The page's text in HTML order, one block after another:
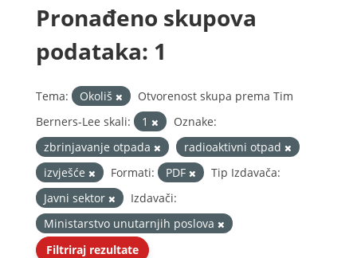
Pronađeno skupova
podataka: 1
Tema: Okoliš
Otvorenost skupa prema Tim
Berners-Lee skali:
1
Oznake:
zbrinjavanje otpada
radioaktivni otpad
izvješće
Formati: PDF
Tip Izdavača:
Javni sektor
Izdavači:
Ministarstvo unutarnjih poslova
Filtriraj rezultate